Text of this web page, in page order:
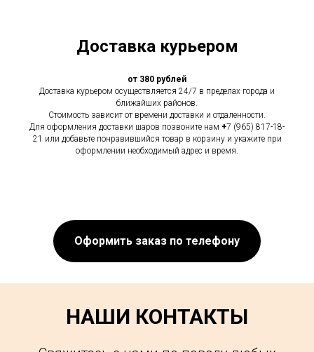
Доставка курьером
от 380 рублей
Доставка курьером осуществляется 24/7 в пределах города и
ближайших районов.
Стоимость зависит от времени доставки и отдаленности.
Для оформления доставки шаров позвоните нам +7 (965) 817-18-
21 или добавьте понравившийся товар в корзину и укажите при
оформлении необходимый адрес и время.
Оформить заказ по телефону
НАШИ КОНТАКТЫ